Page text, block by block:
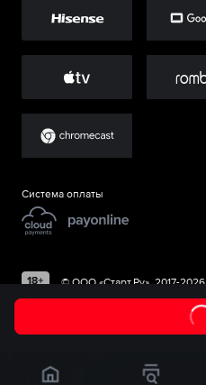
Система оплаты
©ООО «Старт.Ру», 2017-2026